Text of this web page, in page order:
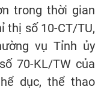
trong thời gian
thị số 10-CT/TU,
vụ Tỉnh ủy
70-KL/TW của
dục, thể thao